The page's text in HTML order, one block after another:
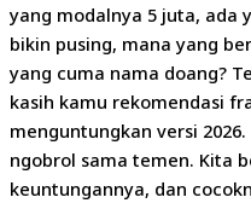
yang modalnya 5 juta, ada
bikin pusing, mana yang
yang cuma nama doang?
kasih kamu rekomendasi
menguntungkan versi
ngobrol sama temen. Kita
keuntungannya, dan